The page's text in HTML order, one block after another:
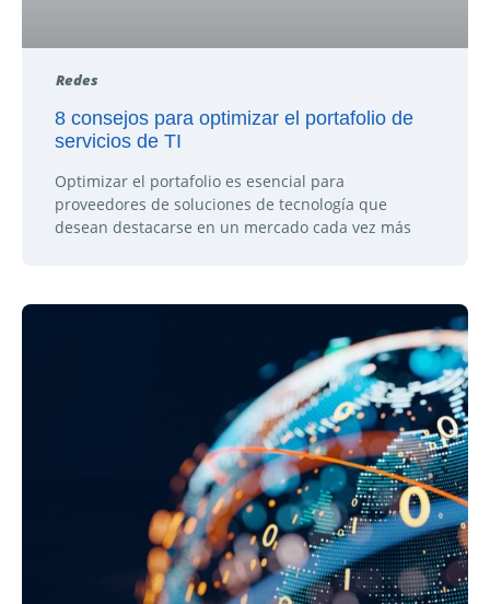
Redes
8 consejos para optimizar el portafolio de
servicios de TI
Optimizar el portafolio es esencial para
proveedores de soluciones de tecnología que
desean destacarse en un mercado cada vez más